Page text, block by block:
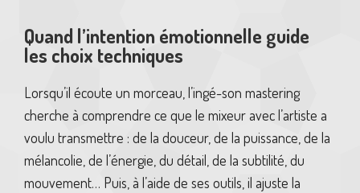
Quand l’intention émotionnelle guide
les choix techniques
Lorsqu’il écoute un morceau, l’ingé-son mastering
cherche à comprendre ce que le mixeur avec l’artiste a
voulu transmettre : de la douceur, de la puissance, de la
mélancolie, de l’énergie, du détail, de la subtilité, du
mouvement… Puis, à l’aide de ses outils, il ajuste la